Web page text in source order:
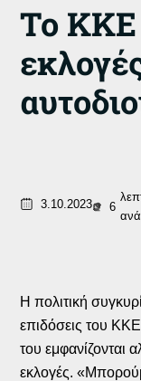
Το ΚΚΕ
3.10.2023 6
Η πολιτική
επιδόσεις του ΚΚΕ,
του εμφανίζονται
εκλογές.